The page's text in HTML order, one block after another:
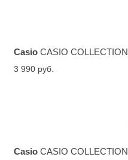
Casio CASIO COLLECTION
3 990 руб.
Casio CASIO COLLECTION